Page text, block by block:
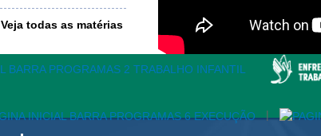
Veja todas as matérias
|